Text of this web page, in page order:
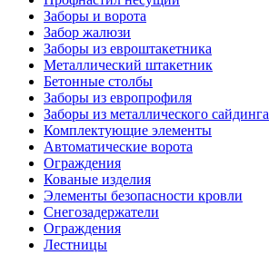
Заборы и ворота
Забор жалюзи
Заборы из евроштакетника
Металлический штакетник
Бетонные столбы
Заборы из европрофиля
Заборы из металлического сайдинга
Комплектующие элементы
Автоматические ворота
Ограждения
Кованые изделия
Элементы безопасности кровли
Снегозадержатели
Ограждения
Лестницы